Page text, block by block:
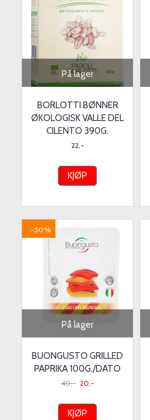
På lager
BORLOTTI BØNNER
ØKOLOGISK VALLE DEL
CILENTO 390G.
22,-
KJØP
På lager
-50%
BUONGUSTO GRILLED
PAPRIKA 100G./DATO
40,- 20,-
KJØP